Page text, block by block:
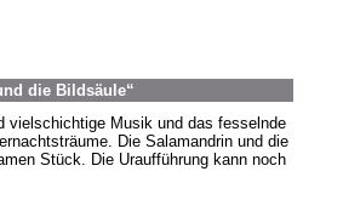
die Bildsäule“
vielschichtige Musik und das fesselnde
Die Salamandrin und die
Stück. Die Uraufführung kann noch